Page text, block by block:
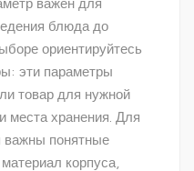
блюда до
ориентируйтесь
эти параметры
товар для нужной
места хранения. Для
важны понятные
корпуса,